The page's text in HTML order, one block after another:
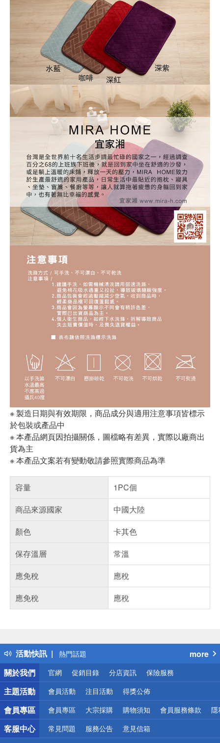
※ 製造日期與有效期限，商品成分與適用注意事項皆標示
於包裝或產品中
※ 本產品網頁因拍攝關係，圖檔略有差異，實際以廠商出
貨為主
※ 本產品文案若有變動敬請參照實際商品為準
容量
1PC個
商品來源國家
中國大陸
顏色
卡其色
保存溫層
常溫
應免稅
應稅
應免稅
應稅
活動快訊
得獎公告
熱門話題
銀行優惠
偏遠地區配送
詐騙網頁！請小心！
more
關於我們
官網 促銷目錄 分店資訊 保險服務
主題活動 會員活動 注目活動 得獎公佈
會員專區 會員專區 大宗採購 購物須知 會員服務條款 隱
客服中心 常見問題 服務公告 意見信箱